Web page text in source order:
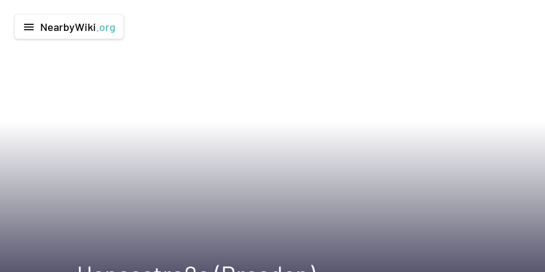
menu NearbyWiki .org